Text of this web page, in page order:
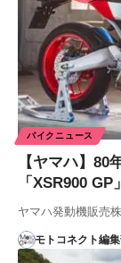
バイクニュース
【ヤマハ】80
「XSR900
ヤマハ発動機販売
モトコネクト編